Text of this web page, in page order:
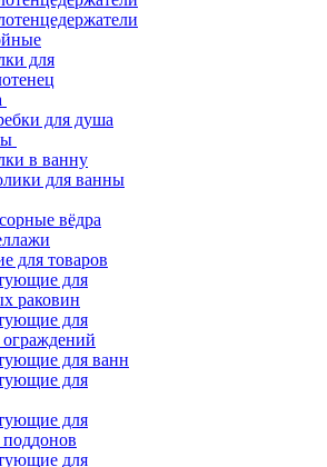
для
для душа
в ванну
для ванны
вёдра
для товаров
для
раковин
для
для ванн
для
для
для